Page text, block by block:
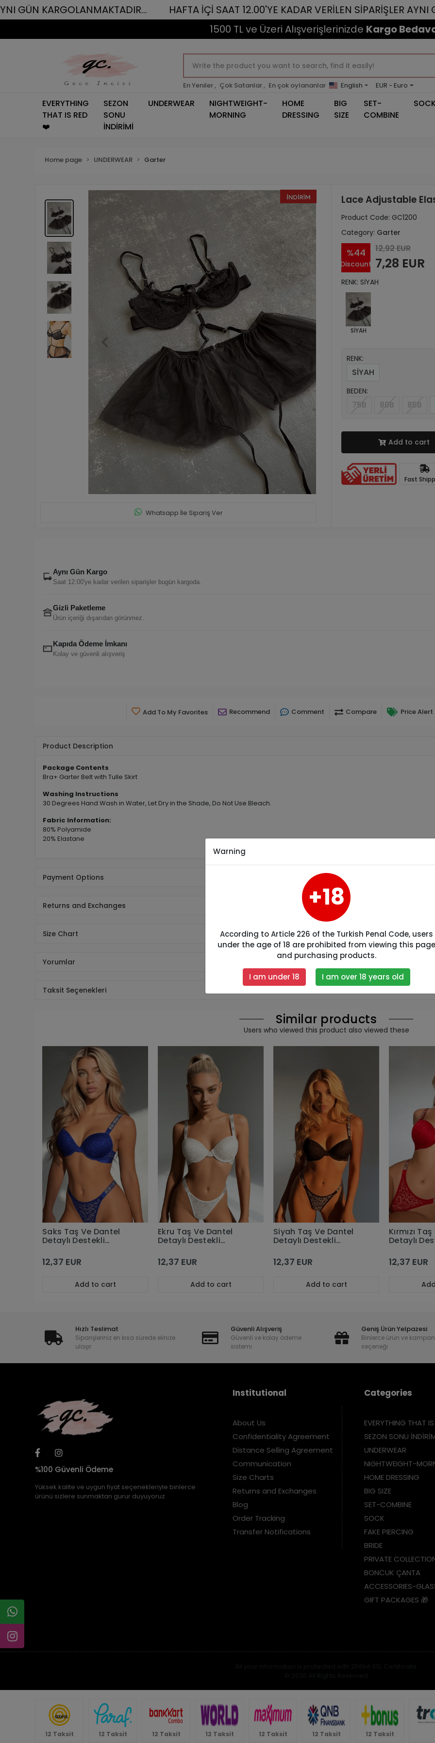
HAFTA İÇİ SAAT 12.00'YE KADAR VERİLEN SİPARİŞLER AYNI GÜN
1500 TL ve Üzeri Alışverişlerinizde Kargo
En Yeniler , Çok Satanlar , En çok oylananlar English EUR - Euro
EVERYTHING
THAT IS RED
❤️
SEZON
SONU
İNDİRİMİ
UNDERWEAR
NIGHTWEIGHT-
MORNING
HOME
DRESSING
BIG
SIZE
SET-
COMBINE
Home page UNDERWEAR Garter
Whatsapp İle Sipariş Ver
Lace Adjustable
Product Code: GC1200
Category: Garter
%44
Discount
12,92 EUR
7,28 EUR
RENK: SİYAH
SİYAH
RENK:
SİYAH
BEDEN:
75B 80B 85B
Add to cart
Fast
Aynı Gün Kargo
Saat 12:00'ye kadar verilen siparişler bugün kargoda.
Gizli Paketleme
Ürün içeriği dışarıdan görünmez.
Kapıda Ödeme İmkanı
Kolay ve güvenli alışveriş
Add To My Favorites Recommend Comment Compare Price Alert
Product Description
Package Contents
Bra+ Garter Belt with Tulle Skirt
Washing Instructions
30 Degrees Hand Wash in Water, Let Dry in the Shade, Do Not Use Bleach.
Fabric Information:
80% Polyamide
20% Elastane
Payment Options
Returns and Exchanges
Size Chart
Yorumlar
Taksit Seçenekleri
Similar products
Users who viewed this product also viewed these
Saks Taş Ve Dantel
Detaylı Destekli
12,37 EUR
Add to cart
Ekru Taş Ve Dantel
Detaylı Destekli
12,37 EUR
Add to cart
Siyah Taş Ve Dantel
Detaylı Destekli
12,37 EUR
Add to cart
Kırmızı
Detaylı
12,37 EUR
Hızlı Teslimat
Siparişleriniz en kısa sürede elinize
ulaşır.
Güvenli Alışveriş
Güvenli ve kolay ödeme
sistemi
Geniş Ürün Yelpazesi
Binlerce ürün ve
seçeneği
%100 Güvenli Ödeme
Yüksek kalite ve uygun fiyat seçenekleriyle binlerce
ürünü sizlere sunmaktan gurur duyuyoruz.
Institutional
About Us
Confidentiality Agreement
Distance Selling Agreement
Communication
Size Charts
Returns and Exchanges
Blog
Order Tracking
Transfer Notifications
Categories
EVERYTHING THAT
SEZON SONU
UNDERWEAR
NIGHTWEIGHT-
HOME DRESSING
BIG SIZE
SET-COMBINE
SOCK
FAKE PIERCING
BRIDE
PRIVATE
BONCUK ÇANTA
ACCESSORIES-
GIFT PACKAGES 🎁
12 Taksit 12 Taksit 12 Taksit 12 Taksit 12 Taksit 12 Taksit 12 Taksit
Warning
+18
According to Article 226 of the Turkish Penal Code, users
under the age of 18 are prohibited from viewing this page
and purchasing products.
I am under 18 I am over 18 years old